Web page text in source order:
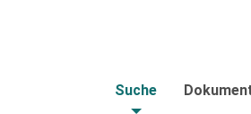
Suche